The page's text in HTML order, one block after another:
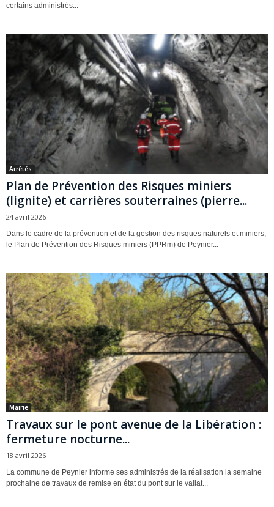
certains administrés...
Arrêtés
Plan de Prévention des Risques miniers
(lignite) et carrières souterraines (pierre...
24 avril 2026
Dans le cadre de la prévention et de la gestion des risques naturels et miniers,
le Plan de Prévention des Risques miniers (PPRm) de Peynier...
Mairie
Travaux sur le pont avenue de la Libération :
fermeture nocturne...
18 avril 2026
La commune de Peynier informe ses administrés de la réalisation la semaine
prochaine de travaux de remise en état du pont sur le vallat...